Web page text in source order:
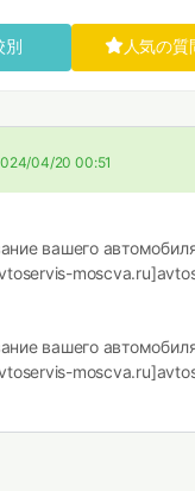
別 人気の質
04/20 00:51
вашего
вашего